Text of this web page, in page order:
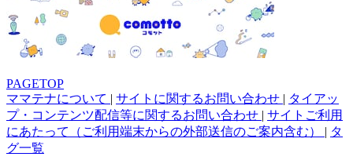
PAGETOP
ママテナについて | サイトに関するお問い合わせ | タイアッ
プ・コンテンツ配信等に関するお問い合わせ | サイトご利用
にあたって（ご利用端末からの外部送信のご案内含む） | タ
グ一覧